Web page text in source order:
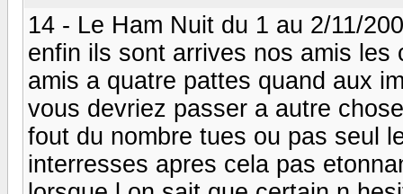
14 - Le Ham Nuit du 1 au 2/11/
enfin ils sont arrives nos amis
amis a quatre pattes quand aux
vous devriez passer a autre
fout du nombre tues ou pas seul
interresses apres cela pas